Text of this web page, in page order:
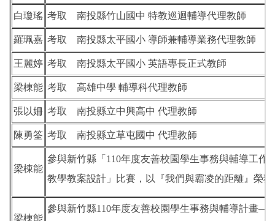
白瓊瑤 考取 南投縣竹山國中 特教巡迴輔導代理教師
羅珮嘉 考取 南投縣太平國小 導師兼輔導業務代理教師
王麗婷 考取 南投縣太平國小 英語專長正式教師
梁棟能 考取 高雄中學 輔導科代理教師
張以姍 考取 南投縣立中興高中 代理教師
陳勇筌 考取 南投縣立草屯國中 代理教師
梁棟能
參與新竹縣「110年度友善校園學生事務與輔導工
教學教案設計」比賽，以『我們與霸凌的距離』榮
梁棟能
參與新竹縣110年度友善校園學生事務與輔導計畫—